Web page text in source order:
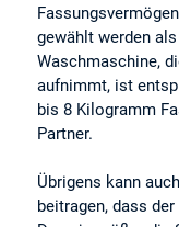
gewählt werden
Waschmaschine,
aufnimmt, ist
bis 8 Kilogramm
Partner.
Übrigens kann
beitragen, dass